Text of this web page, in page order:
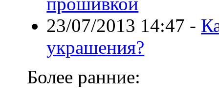
23/07/2013 14:47 -
украшения?
Более ранние: